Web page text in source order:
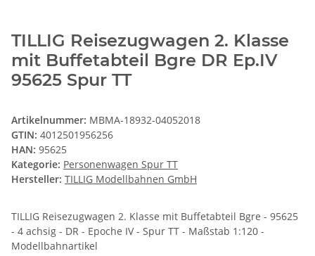
TILLIG Reisezugwagen 2. Klasse
mit Buffetabteil Bgre DR Ep.IV
95625 Spur TT
Artikelnummer: MBMA-18932-04052018
GTIN: 4012501956256
HAN: 95625
Kategorie: Personenwagen Spur TT
Hersteller: TILLIG Modellbahnen GmbH
TILLIG Reisezugwagen 2. Klasse mit Buffetabteil Bgre - 95625
- 4 achsig - DR - Epoche IV - Spur TT - Maßstab 1:120 -
Modellbahnartikel